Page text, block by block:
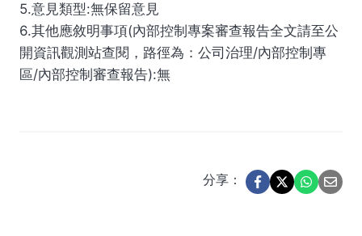
5.意見類型:無保留意見
6.其他應敘明事項(內部控制專案審查報告全文請至公
開資訊觀測站查閱，路徑為：公司治理/內部控制專
區/內部控制審查報告):無
分享：